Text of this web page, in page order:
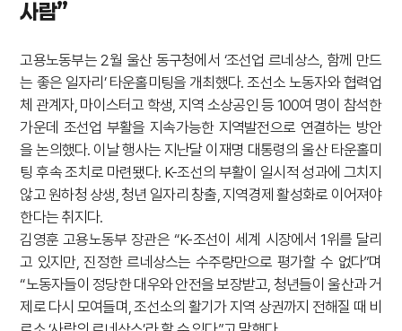
사람”
고용노동부는 2월 울산 동구청에서 ‘조선업 르네상스, 함께 만드
는 좋은 일자리’ 타운홀미팅을 개최했다. 조선소 노동자와 협력업
체 관계자, 마이스터고 학생, 지역 소상공인 등 100여 명이 참석한
가운데 조선업 부활을 지속가능한 지역발전으로 연결하는 방안
을 논의했다. 이날 행사는 지난달 이재명 대통령의 울산 타운홀미
팅 후속 조치로 마련됐다. K-조선의 부활이 일시적 성과에 그치지
않고 원하청 상생, 청년 일자리 창출, 지역경제 활성화로 이어져야
한다는 취지다.
김영훈 고용노동부 장관은 “K-조선이 세계 시장에서 1위를 달리
고 있지만, 진정한 르네상스는 수주량만으로 평가할 수 없다”며
“노동자들이 정당한 대우와 안전을 보장받고, 청년들이 울산과 거
제로 다시 모여들며, 조선소의 활기가 지역 상권까지 전해질 때 비